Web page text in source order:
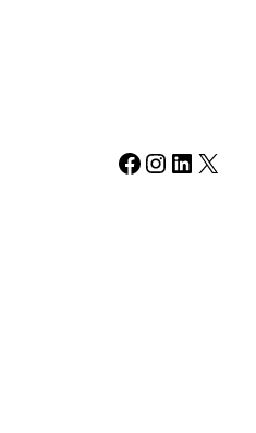
Facebook Instagram LinkedIn X